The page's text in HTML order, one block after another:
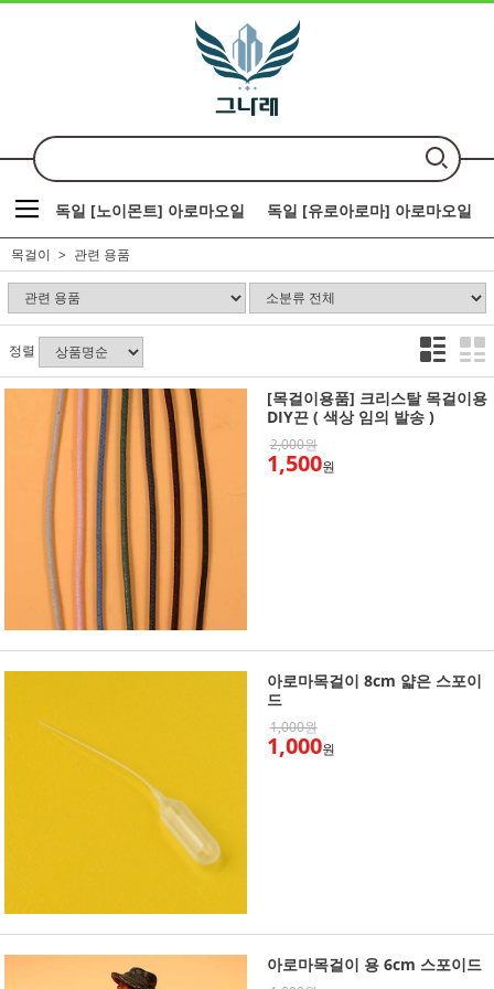
독일 [노이몬트] 아로마오일 독일 [유로아로마] 아로마오일
목걸이 관련 용품
정렬
[목걸이용품] 크리스탈 목걸이용
DIY끈 ( 색상 임의 발송 )
2,000원
1,500원
아로마목걸이 8cm 얇은 스포이
드
1,000원
1,000원
아로마목걸이 용 6cm 스포이드